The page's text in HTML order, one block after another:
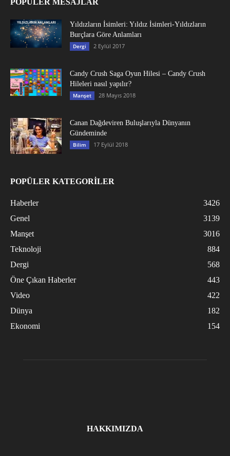
POPÜLER MESAJLAR
Yıldızların İsimleri: Yıldız İsimleri-Yıldızların
Burçlara Göre Anlamları
Dergi 2 Eylül 2017
Candy Crush Saga Oyun Hilesi – Candy Crush
Hileleri nasıl yapılır?
Manşet 28 Mayıs 2018
Canan Dağdeviren Buluşlarıyla Dünyanın
Gündeminde
Bilim 17 Eylül 2018
POPÜLER KATEGORİLER
Haberler
3426
Genel
3139
Manşet
3016
Teknoloji
884
Dergi
568
Öne Çıkan Haberler
443
Video
422
Dünya
182
Ekonomi
154
HAKKIMIZDA